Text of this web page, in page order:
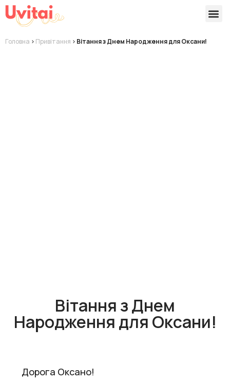
Головна > Привітання > Вітання з Днем Народження для Оксани!
Вітання з Днем
Народження для Оксани!
Дорога Оксано!